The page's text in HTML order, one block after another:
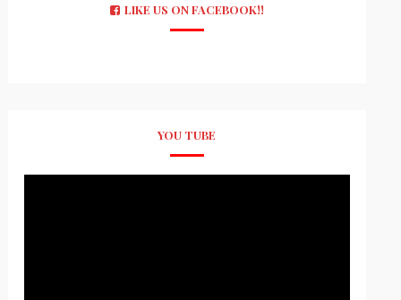
LIKE US ON FACEBOOK!!
YOU TUBE